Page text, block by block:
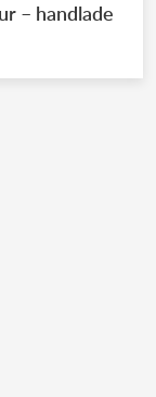
– handlade